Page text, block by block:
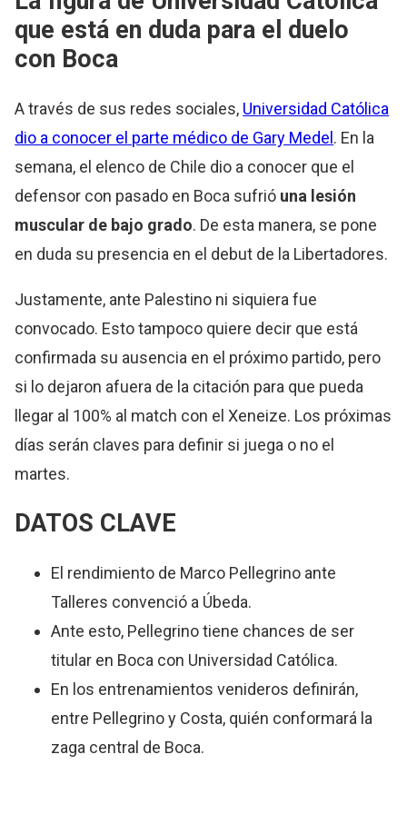
que está en duda para el duelo
con Boca
A través de sus redes sociales, Universidad Católica
dio a conocer el parte médico de Gary Medel . En la
semana, el elenco de Chile dio a conocer que el
defensor con pasado en Boca sufrió una lesión
muscular de bajo grado. De esta manera, se pone
en duda su presencia en el debut de la Libertadores.
Justamente, ante Palestino ni siquiera fue
convocado. Esto tampoco quiere decir que está
confirmada su ausencia en el próximo partido, pero
si lo dejaron afuera de la citación para que pueda
llegar al 100% al match con el Xeneize. Los próximas
días serán claves para definir si juega o no el
martes.
DATOS CLAVE
El rendimiento de Marco Pellegrino ante
Talleres convenció a Úbeda.
Ante esto, Pellegrino tiene chances de ser
titular en Boca con Universidad Católica.
En los entrenamientos venideros definirán,
entre Pellegrino y Costa, quién conformará la
zaga central de Boca.